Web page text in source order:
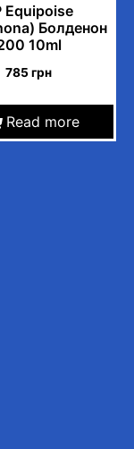
Equipoise
Болденон
10ml
785грн
Read more